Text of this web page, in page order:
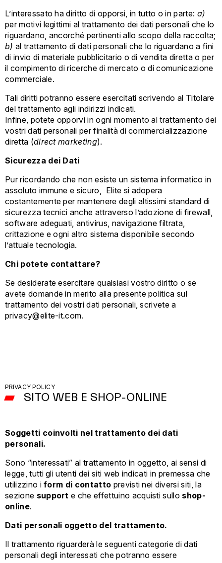
L’interessato ha diritto di opporsi, in tutto o in parte: a)
per motivi legittimi al trattamento dei dati personali che lo
riguardano, ancorché pertinenti allo scopo della raccolta;
b) al trattamento di dati personali che lo riguardano a fini
di invio di materiale pubblicitario o di vendita diretta o per
il compimento di ricerche di mercato o di comunicazione
commerciale.
Tali diritti potranno essere esercitati scrivendo al Titolare
del trattamento agli indirizzi indicati.
Infine, potete opporvi in ogni momento al trattamento dei
vostri dati personali per finalità di commercializzazione
diretta (direct marketing).
Sicurezza dei Dati
Pur ricordando che non esiste un sistema informatico in
assoluto immune e sicuro, Elite si adopera
costantemente per mantenere degli altissimi standard di
sicurezza tecnici anche attraverso l’adozione di firewall,
software adeguati, antivirus, navigazione filtrata,
crittazione e ogni altro sistema disponibile secondo
l’attuale tecnologia.
Chi potete contattare?
Se desiderate esercitare qualsiasi vostro diritto o se
avete domande in merito alla presente politica sul
trattamento dei vostri dati personali, scrivete a
privacy@elite-it.com.
PRIVACY POLICY
SITO WEB E SHOP-ONLINE
Soggetti coinvolti nel trattamento dei dati
personali.
Sono “interessati” al trattamento in oggetto, ai sensi di
legge, tutti gli utenti dei siti web indicati in premessa che
utilizzino iform di contatto previsti nei diversi siti, la
sezione supporte che effettuino acquisti sullo shop-
online.
Dati personali oggetto del trattamento.
Il trattamento riguarderà le seguenti categorie di dati
personali degli interessati che potranno essere